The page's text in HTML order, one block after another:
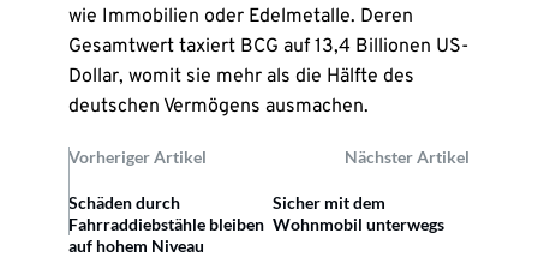
wie Immobilien oder Edelmetalle. Deren
Gesamtwert taxiert BCG auf 13,4 Billionen US-
Dollar, womit sie mehr als die Hälfte des
deutschen Vermögens ausmachen.
Vorheriger Artikel Nächster Artikel
Schäden durch
Fahrraddiebstähle bleiben
auf hohem Niveau
Sicher mit dem
Wohnmobil unterwegs